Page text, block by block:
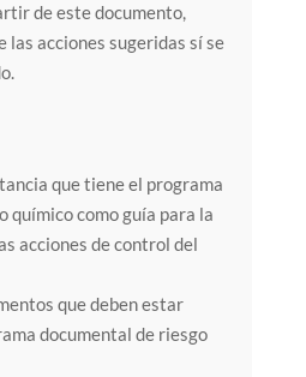
de este documento,
las acciones sugeridas sí se
que tiene el programa
químico como guía para la
acciones de control del
que deben estar
documental de riesgo